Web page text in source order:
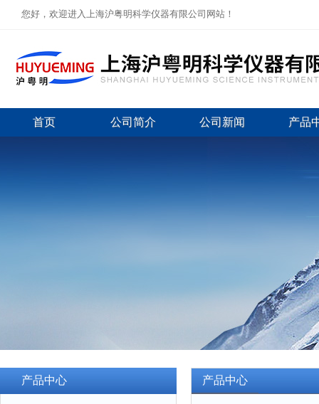
您好，欢迎进入上海沪粤明科学仪器有限公司网站！
首页 公司简介 公司新闻 产品
产品中心 产品中心